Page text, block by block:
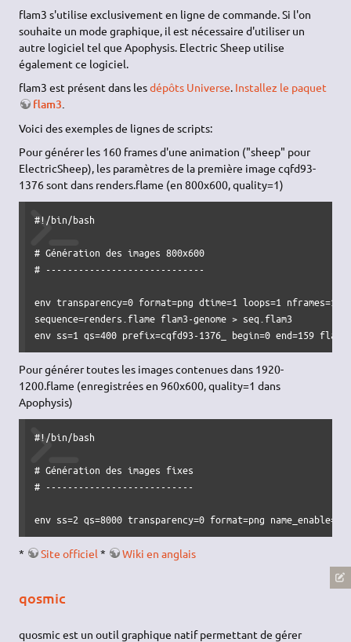
flam3 s'utilise exclusivement en ligne de commande. Si l'on
souhaite un mode graphique, il est nécessaire d'utiliser un
autre logiciel tel que Apophysis. Electric Sheep utilise
également ce logiciel.
flam3 est présent dans lesdépôts Universe. Installez le paquet
flam3.
Voici des exemples de lignes de scripts:
Pour générer les 160 frames d'une animation ("sheep" pour
ElectricSheep), les paramètres de la première image cqfd93-
1376 sont dans renders.flame (en 800x600, quality=1)
#!/bin/bash
# Génération des images 800x600
# -----------------------------
env transparency=0 format=png dtime=1 loops=1
sequence=renders.flame flam3-genome > seq.flam3
env ss=1 qs=400 prefix=cqfd93-1376_ begin=0 end=159
Pour générer toutes les images contenues dans 1920-
1200.flame (enregistrées en 960x600, quality=1 dans
Apophysis)
#!/bin/bash
# Génération des images fixes
# ---------------------------
env ss=2 qs=8000 transparency=0 format=png
* Site officiel * Wiki en anglais
qosmic
quosmic est un outil graphique natif permettant de gérer